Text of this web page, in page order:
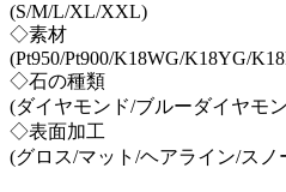
(S/M/L/XL/XXL)
◇素材
(Pt950/Pt900/K18WG/K18YG/
◇石の種類
(ダイヤモンド/ブルーダイヤモ
◇表面加工
(グロス/マット/ヘアライン/スノ